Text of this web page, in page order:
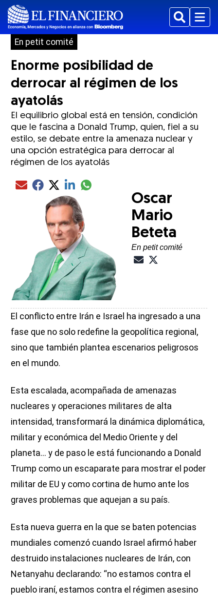
BuscarMenu
En petit comité
Enorme posibilidad de
derrocar al régimen de los
ayatolás
El equilibrio global está en tensión, condición
que le fascina a Donald Trump, quien, fiel a su
estilo, se debate entre la amenaza nuclear y
una opción estratégica para derrocar al
régimen de los ayatolás
Compartir el artículo actual mediante Email
Compartir el artículo actual mediante Facebook
Compartir el artículo actual mediante Twitter
Compartir el artículo actual mediante LinkedIn
Compartir el artículo actual mediante
Oscar
Mario
Beteta
En petit comité
El conflicto entre Irán e Israel ha ingresado a una
fase que no solo redefine la geopolítica regional,
sino que también plantea escenarios peligrosos
en el mundo.
Esta escalada, acompañada de amenazas
nucleares y operaciones militares de alta
intensidad, transformará la dinámica diplomática,
militar y económica del Medio Oriente y del
planeta… y de paso le está funcionando a Donald
Trump como un escaparate para mostrar el poder
militar de EU y como cortina de humo ante los
graves problemas que aquejan a su país.
Esta nueva guerra en la que se baten potencias
mundiales comenzó cuando Israel afirmó haber
destruido instalaciones nucleares de Irán, con
Netanyahu declarando: “no estamos contra el
pueblo iraní, estamos contra el régimen asesino